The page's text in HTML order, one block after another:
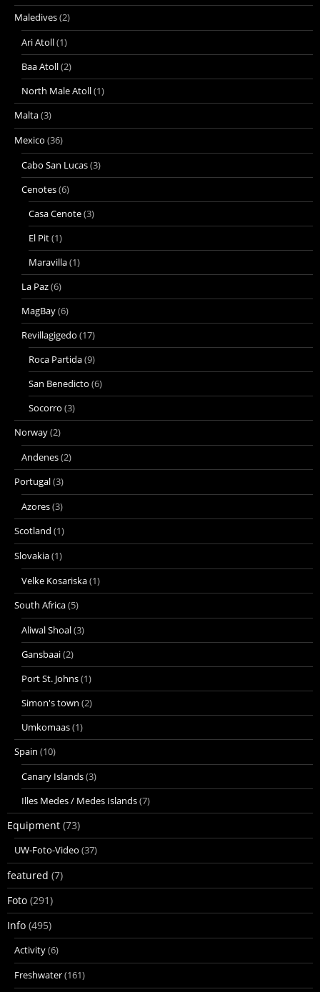
Maledives(2)
Ari Atoll(1)
Baa Atoll(2)
North Male Atoll(1)
Malta(3)
Mexico (36)
Cabo San Lucas(3)
Cenotes(6)
Casa Cenote(3)
El Pit(1)
Maravilla(1)
La Paz(6)
MagBay(6)
Revillagigedo (17)
Roca Partida(9)
San Benedicto (6)
Socorro (3)
Norway(2)
Andenes(2)
Portugal(3)
Azores(3)
Scotland (1)
Slovakia(1)
Velke Kosariska(1)
South Africa(5)
Aliwal Shoal(3)
Gansbaai(2)
Port St. Johns(1)
Simon's town (2)
Umkomaas(1)
Spain (10)
Canary Islands(3)
Illes Medes / Medes Islands(7)
Equipment (73)
UW-Foto-Video (37)
featured (7)
Foto (291)
Info (495)
Activity(6)
Freshwater(161)